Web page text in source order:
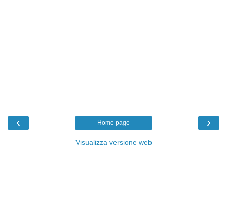
‹ ›
Home page
Visualizza versione web